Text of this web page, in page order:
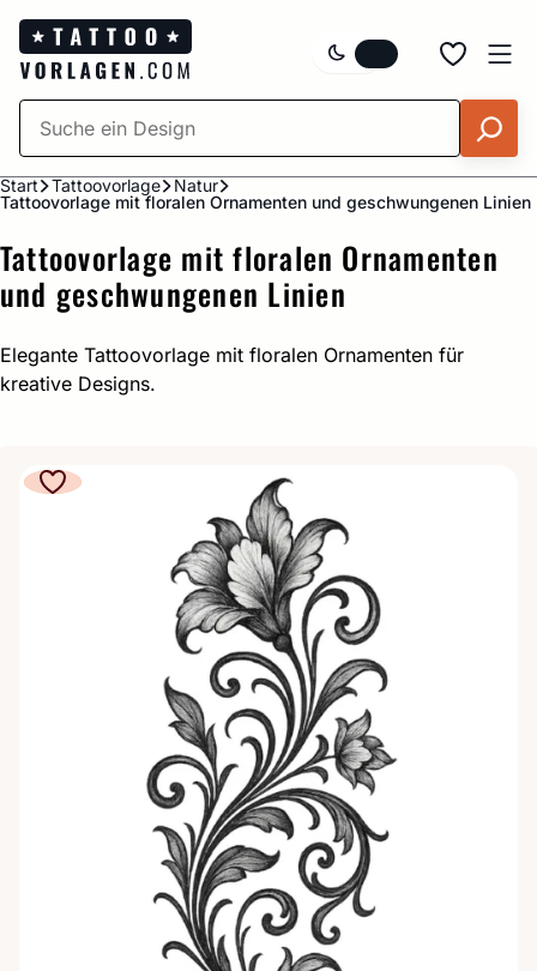
Zum
Inhalt
springen
Start Tattoovorlage
Natur
Tattoovorlage mit floralen Ornamenten und geschwungenen Linien
Tattoovorlage mit floralen Ornamenten
und geschwungenen Linien
Elegante Tattoovorlage mit floralen Ornamenten für
kreative Designs.